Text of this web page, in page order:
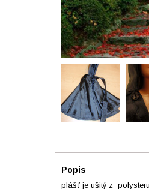
Popis
plášť je ušitý z